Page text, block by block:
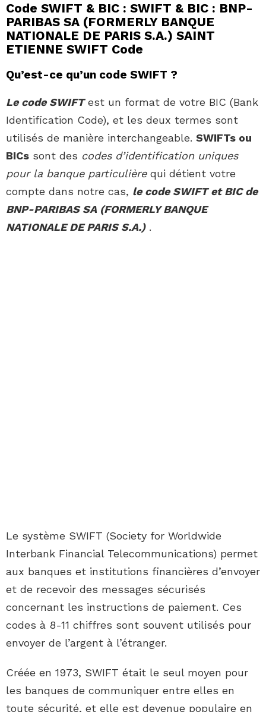
Code SWIFT & BIC : SWIFT & BIC : BNP-
PARIBAS SA (FORMERLY BANQUE
NATIONALE DE PARIS S.A.) SAINT
ETIENNE SWIFT Code
Qu’est-ce qu’un code SWIFT ?
Le code SWIFTest un format de votre BIC (Bank
Identification Code), et les deux termes sont
utilisés de manière interchangeable. SWIFTs ou
BICs sont des codes d’identification uniques
pour la banque particulière qui détient votre
compte dans notre cas, le code SWIFT et BIC de
BNP-PARIBAS SA (FORMERLY BANQUE
NATIONALE DE PARIS S.A.).
Le système SWIFT (Society for Worldwide
Interbank Financial Telecommunications) permet
aux banques et institutions financières d’envoyer
et de recevoir des messages sécurisés
concernant les instructions de paiement. Ces
codes à 8-11 chiffres sont souvent utilisés pour
envoyer de l’argent à l’étranger.
Créée en 1973, SWIFT était le seul moyen pour
les banques de communiquer entre elles en
toute sécurité, et elle est devenue populaire en